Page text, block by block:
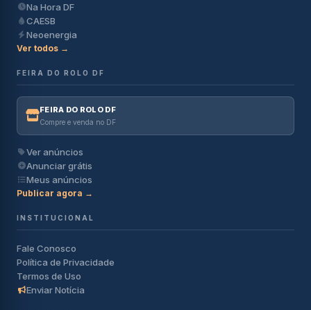
Na Hora DF
CAESB
Neoenergia
Ver todos →
FEIRA DO ROLO DF
FEIRA DO ROLO DF
Compre e venda no DF
Ver anúncios
Anunciar grátis
Meus anúncios
Publicar agora →
INSTITUCIONAL
Fale Conosco
Política de Privacidade
Termos de Uso
Enviar Notícia